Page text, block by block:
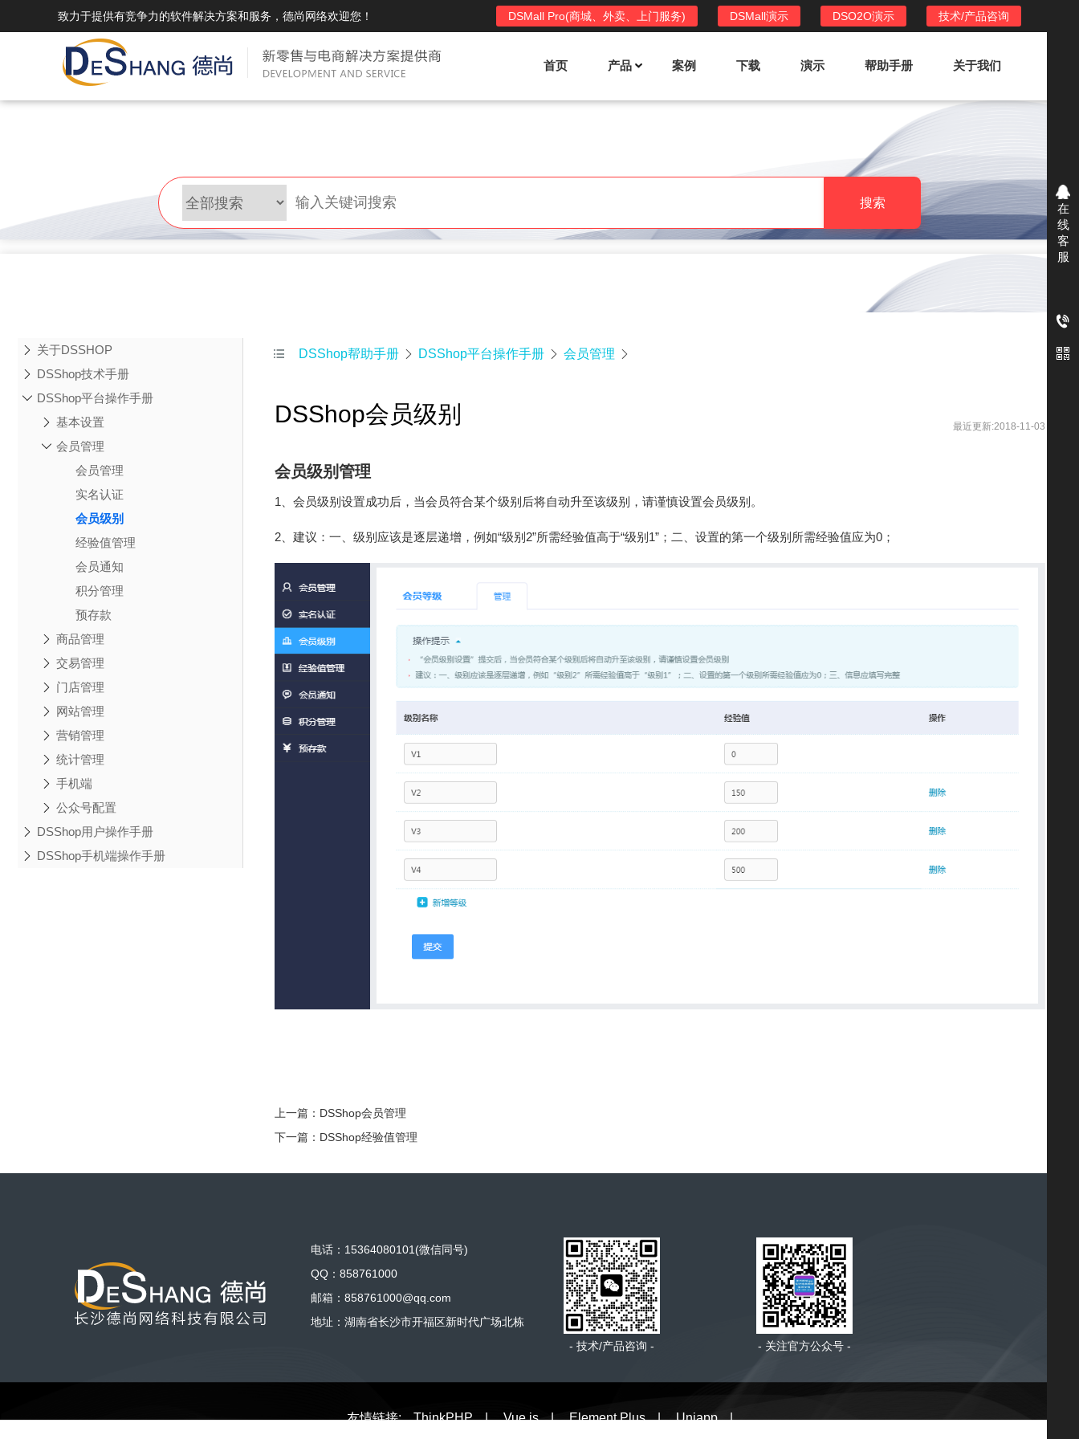
致力于提供有竞争力的软件解决方案和服务，德尚网络欢迎您！ 技术/产品咨询
DSO2O演示
DSMall演示
DSMall Pro(商城、外卖、上门服务)
首页 产品
DSMall Pro功能列表
DSMall Pro支持商城购物，外卖，上门
服务，短视频等功能。
DSMall功能列表
系统支持平台自营、分销、拼团、限时
折扣、优惠套装、微信、小程序等
DSShop功能列表 DSO2O功能列表
提供新零售线上化经营管理工具，基于
LBS定位，只为让更多客户、多次到店
消费
案例 下载 演示 帮助手册 关于我们
搜索
关于DSSHOP
DSShop技术手册
DSShop平台操作手册
基本设置
会员管理
会员管理
实名认证
会员级别
经验值管理
会员通知
积分管理
预存款
商品管理
交易管理
门店管理
网站管理
营销管理
统计管理
手机端
公众号配置
DSShop用户操作手册
DSShop手机端操作手册
 DSShop帮助手册  DSShop平台操作手册  会员管理 
DSShop会员级别 最近更新:2018-11-03
会员级别管理
1、会员级别设置成功后，当会员符合某个级别后将自动升至该级别，请谨慎设置会员级别。
2、建议：一、级别应该是逐层递增，例如“级别2”所需经验值高于“级别1”；二、设置的第一个级别所需经验值应为0；
上一篇： DSShop会员管理
下一篇： DSShop经验值管理
电话：15364080101(微信同号)
QQ：858761000
邮箱：858761000@qq.com
地址：湖南省长沙市开福区新时代广场北栋
- 技术/产品咨询 -
- 关注官方公众号 -
友情链接: ThinkPHP | Vue.js | Element Plus | Uniapp |
在
线
客
服